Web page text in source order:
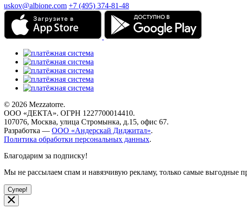
uskov@albione.com +7 (495) 374-81-48
© 2026 Mezzatorre.
ООО «ДЕКТА». ОГРН 1227700014410.
107076, Москва, улица Стромынка, д.15, офис 67.
Разработка — ООО «Андерскай Диджитал».
Политика обработки персональных данных.
Благодарим за подписку!
Мы не рассылаем спам и навязчивую рекламу, только самые выгодные
Супер!